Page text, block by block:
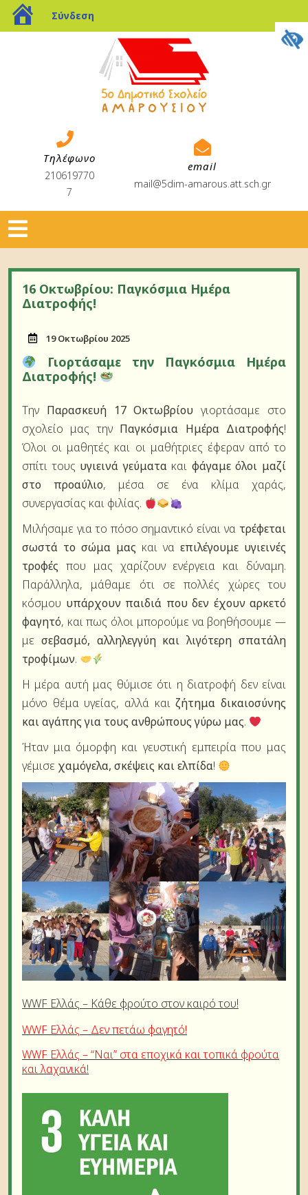
blogs.sch.gr
Σύνδεση
Tηλέφωνο
210619770
72106197707
email
mail@5dim-amarous.att.sch.gr
Άνοιγμα
μενού
16 Οκτωβρίου: Παγκόσμια Ημέρα
Διατροφής!
19 Οκτωβρίου 2025
2025
Γιορτάσαμε την Παγκόσμια Ημέρα
Διατροφής!
Την Παρασκευή 17 Οκτωβρίου γιορτάσαμε στο
σχολείο μας την Παγκόσμια Ημέρα Διατροφής!
Όλοι οι μαθητές και οι μαθήτριες έφεραν από το
σπίτι τους υγιεινά γεύματακαι φάγαμε όλοι μαζί
στο προαύλιο, μέσα σε ένα κλίμα χαράς,
συνεργασίας και φιλίας.
Μιλήσαμε για το πόσο σημαντικό είναι να τρέφεται
σωστά το σώμα μας και να επιλέγουμε υγιεινές
τροφές που μας χαρίζουν ενέργεια και δύναμη.
Παράλληλα, μάθαμε ότι σε πολλές χώρες του
κόσμου υπάρχουν παιδιά που δεν έχουν αρκετό
φαγητό, και πως όλοι μπορούμε να βοηθήσουμε —
με σεβασμό, αλληλεγγύη και λιγότερη σπατάλη
τροφίμων.
Η μέρα αυτή μας θύμισε ότι η διατροφή δεν είναι
μόνο θέμα υγείας, αλλά καιζήτημα δικαιοσύνης
και αγάπης για τους ανθρώπους γύρω μας.
Ήταν μια όμορφη και γευστική εμπειρία που μας
γέμισε χαμόγελα, σκέψεις και ελπίδα!
WWF Ελλάς – Κάθε φρούτο στον καιρό του!
WWF Ελλάς – Δεν πετάω φαγητό!
WWF Ελλάς – “Ναι” στα εποχικά και τοπικά φρούτα
και λαχανικά!